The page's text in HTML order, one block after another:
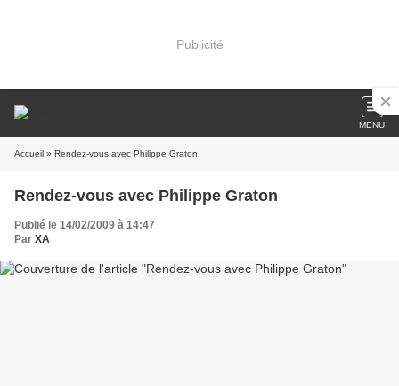
Publicité
MENU
Accueil » Rendez-vous avec Philippe Graton
Rendez-vous avec Philippe Graton
Publié le 14/02/2009 à 14:47
Par XA